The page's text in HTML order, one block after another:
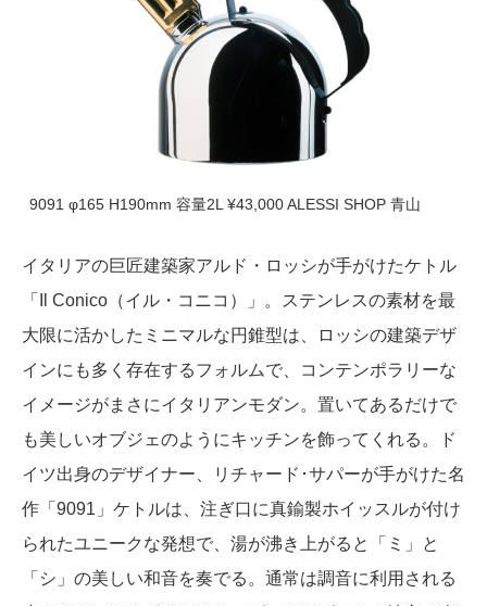
9091 φ165 H190mm 容量2L ¥43,000 ALESSI SHOP 青山
イタリアの巨匠建築家アルド・ロッシが手がけたケトル
「Il Conico（イル・コニコ）」。ステンレスの素材を最
大限に活かしたミニマルな円錐型は、ロッシの建築デザ
インにも多く存在するフォルムで、コンテンポラリーな
イメージがまさにイタリアンモダン。置いてあるだけで
も美しいオブジェのようにキッチンを飾ってくれる。ド
イツ出身のデザイナー、リチャード･サパーが手がけた名
作「9091」ケトルは、注ぎ口に真鍮製ホイッスルが付け
られたユニークな発想で、湯が沸き上がると「ミ」と
「シ」の美しい和音を奏でる。通常は調音に利用される